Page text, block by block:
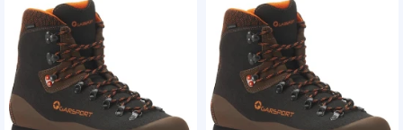
AddCardToFavourite